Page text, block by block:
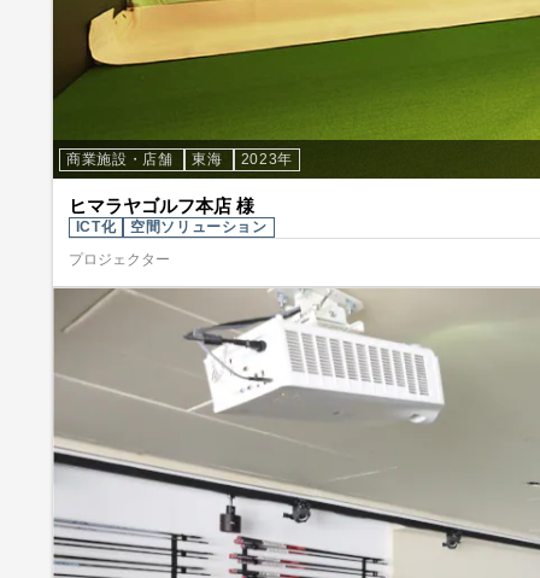
商業施設・店舗 東海 2023年
ヒマラヤゴルフ本店 様
ICT化
空間ソリューション
プロジェクター